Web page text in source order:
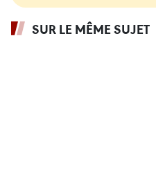
SUR LE MÊME SUJET